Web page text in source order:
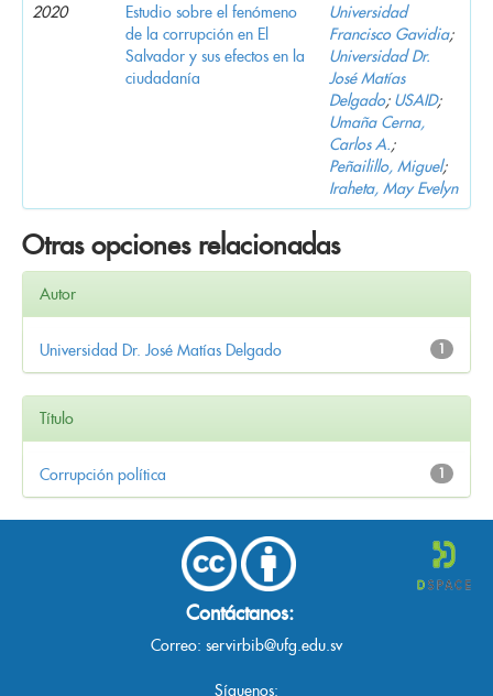
2020
Estudio sobre el fenómeno
de la corrupción en El
Salvador y sus efectos en la
ciudadanía
Universidad
Francisco Gavidia;
Universidad Dr.
José Matías
Delgado; USAID;
Umaña Cerna,
Carlos A.;
Peñailillo, Miguel;
Iraheta, May Evelyn
Otras opciones relacionadas
Autor
1
Universidad Dr. José Matías Delgado
Título
1
Corrupción política
Contáctanos:
Correo: servirbib@ufg.edu.sv
Síguenos: